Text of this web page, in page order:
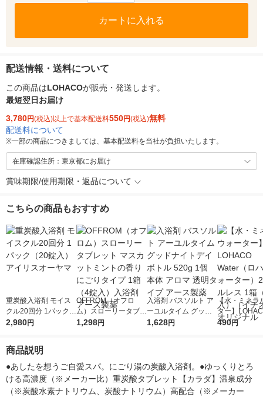
カートに入れる
配送情報・送料について
この商品はLOHACOが販売・発送します。
最短翌日お届け
3,780円(税込)以上で基本配送料550円(税込)無料
配送料について
※一部の商品につきましては、基本配送料を当社が負担いたします。
在庫確認住所：東京都にお届け
賞味期限/使用期限・返品について
こちらの商品もおすすめ
重炭酸入浴剤 モイス
クル20回分 1パック
（20錠入） アイリス
2,980円
OFFROM（オフロ
ム）スローリータブレ
ット マスカットミン
1,298円
入浴剤 バスソルト ア
ーユルタイム グッド
ナイトデイ ボトル 52
1,628円
【水・ミネラ
ター】
r（ロハコウ
490円
商品説明
●あしたを想うご自愛スパ。にごり湯の炭酸入浴剤。●ゆっくりとろ
ける高濃度（※メーカー比）重炭酸タブレット【カラダ】温泉成分
（※炭酸水素ナトリウム、炭酸ナトリウム）高配合（※メーカー